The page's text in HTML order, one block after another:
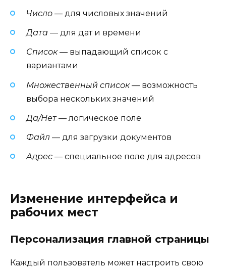
Число — для числовых значений
Дата — для дат и времени
Список— выпадающий список с
вариантами
Множественный список— возможность
выбора нескольких значений
Да/Нет— логическое поле
Файл — для загрузки документов
Адрес — специальное поле для адресов
Изменение интерфейса и
рабочих мест
Персонализация главной страницы
Каждый пользователь может настроить свою